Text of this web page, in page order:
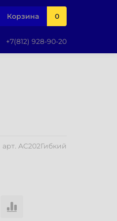
Корзина 0
+7(812) 928-90-20
арт. AC202Гибкий